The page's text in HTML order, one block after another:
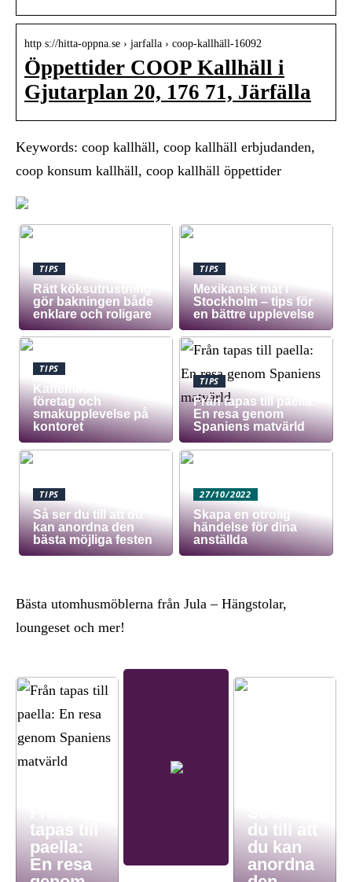
http s://hitta-oppna.se › jarfalla › coop-kallhäll-16092
Öppettider COOP Kallhäll i
Gjutarplan 20, 176 71, Järfälla
Keywords: coop kallhäll, coop kallhäll erbjudanden,
coop konsum kallhäll, coop kallhäll öppettider
TIPS
Rätt köksutrustning
gör bakningen både
enklare och roligare
TIPS
Mexikansk mat i
Stockholm – tips för
en bättre upplevelse
TIPS
Kaffemaskin för
företag och
smakupplevelse på
kontoret
TIPS
Från tapas till paella:
En resa genom
Spaniens matvärld
TIPS
Så ser du till att du
kan anordna den
bästa möjliga festen
27/10/2022
Skapa en otrolig
händelse för dina
anställda
Bästa utomhusmöblerna från Jula – Hängstolar,
loungeset och mer!
tapas till
paella:
En resa
du till att
du kan
anordna